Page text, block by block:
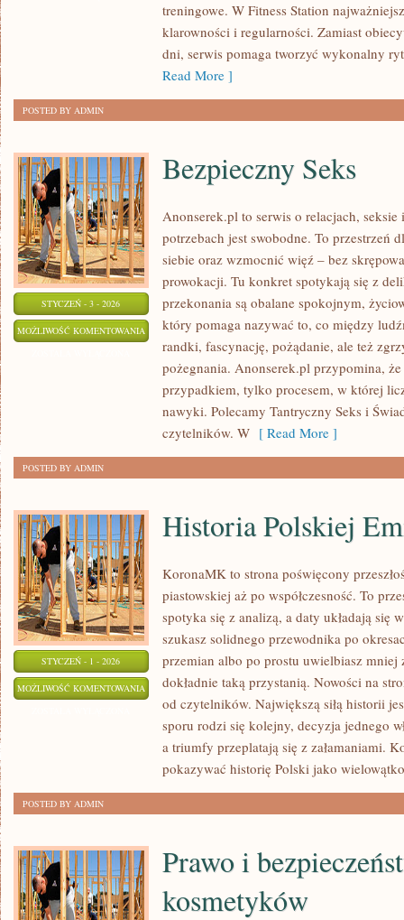
TRENDY
FITNESS
treningowe. W Fitness Station
klarowności i regularności. Zamiast
dni, serwis pomaga tworzyć wykonalny
Read More ]
POSTED BY ADMIN
STYCZEŃ - 3 - 2026
MOŻLIWOŚĆ KOMENTOWANIA BEZPIECZNY
SEKS
Bezpieczny Seks
Anonserek.pl to serwis o relacjach,
potrzebach jest swobodne. To przestrzeń
siebie oraz wzmocnić więź – bez
prowokacji. Tu konkret spotykają się z
przekonania są obalane spokojnym,
który pomaga nazywać to, co między
randki, fascynację, pożądanie, ale też
pożegnania. Anonserek.pl przypomina,
przypadkiem, tylko procesem, w której
nawyki. Polecamy Tantryczny Seks i
czytelników. W [ Read More ]
POSTED BY ADMIN
STYCZEŃ - 1 - 2026
MOŻLIWOŚĆ KOMENTOWANIA HISTORIA
POLSKIEJ
EMIGRACJI
Historia Polskiej
KoronaMK to strona poświęcony
piastowskiej aż po współczesność. To
spotyka się z analizą, a daty układają się
szukasz solidnego przewodnika po
przemian albo po prostu uwielbiasz
dokładnie taką przystanią. Nowości na
od czytelników. Największą siłą historii
sporu rodzi się kolejny, decyzja jednego
a triumfy przeplatają się z załamaniami.
pokazywać historię Polski jako
POSTED BY ADMIN
Prawo i
kosmetyków